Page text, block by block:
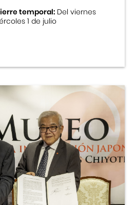
Japonés
temporal:Del viernes
1 de julio